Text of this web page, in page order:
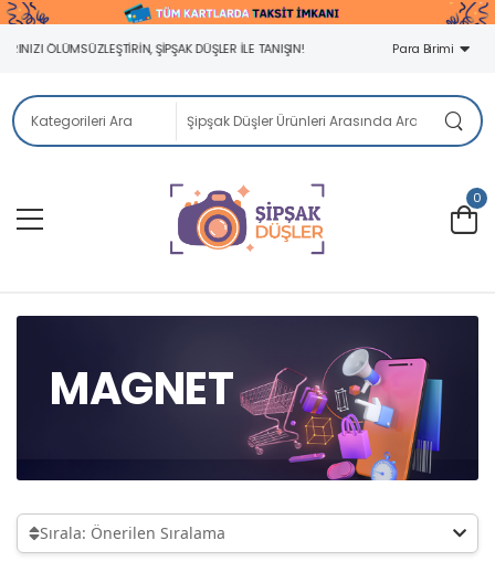
ÖLÜMSÜZLEŞTIRIN, ŞIPŞAK DÜŞLER ILE TANIŞIN! Para Birimi
0
MAGNET
Sırala: Önerilen Sıralama